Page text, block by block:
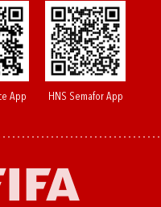
App HNS Semafor App